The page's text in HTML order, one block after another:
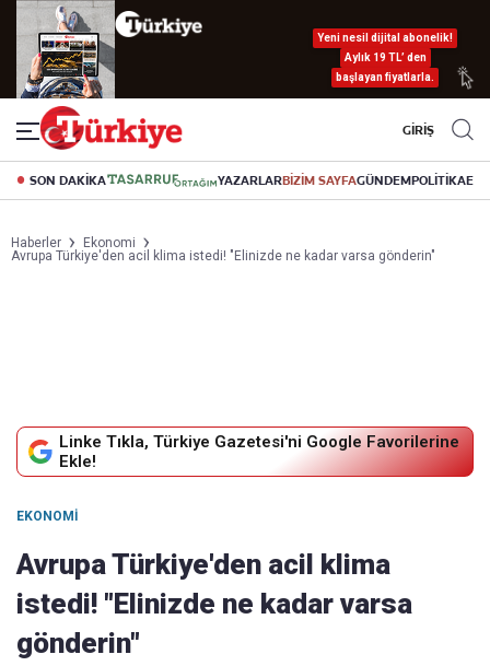
Yeni nesil dijital abonelik!
Aylık 19 TL’ den
başlayan fiyatlarla.
GİRİŞ
SON DAKİKA YAZARLARBİZİM SAYFAGÜNDEMPOLİTİKA
Haberler
Ekonomi
Avrupa Türkiye'den acil klima istedi! "Elinizde ne kadar varsa gönderin"
Linke Tıkla, Türkiye Gazetesi'ni Google Favorilerine
Ekle!
EKONOMI
Avrupa Türkiye'den acil klima
istedi! "Elinizde ne kadar varsa
gönderin"